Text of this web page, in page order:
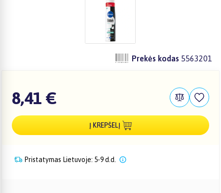
Prekės kodas 5563201
8,41 €
Į KREPŠELĮ
Pristatymas Lietuvoje: 5-9 d.d.